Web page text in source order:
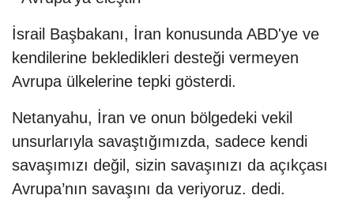
İsrail Başbakanı, İran konusunda ABD'ye ve
kendilerine bekledikleri desteği vermeyen
Avrupa ülkelerine tepki gösterdi.
Netanyahu, İran ve onun bölgedeki vekil
unsurlarıyla savaştığımızda, sadece kendi
savaşımızı değil, sizin savaşınızı da açıkçası
Avrupa’nın savaşını da veriyoruz. dedi.